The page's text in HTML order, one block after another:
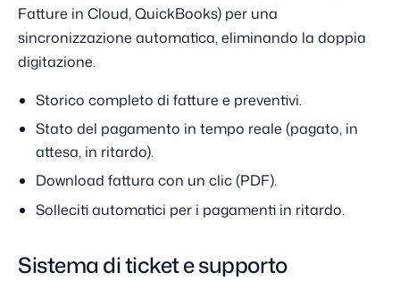
Fatture in Cloud, QuickBooks) per una
sincronizzazione automatica, eliminando la doppia
digitazione.
Storico completo di fatture e preventivi.
Stato del pagamento in tempo reale (pagato, in
attesa, in ritardo).
Download fattura con un clic (PDF).
Solleciti automatici per i pagamenti in ritardo.
Sistema di ticket e supporto